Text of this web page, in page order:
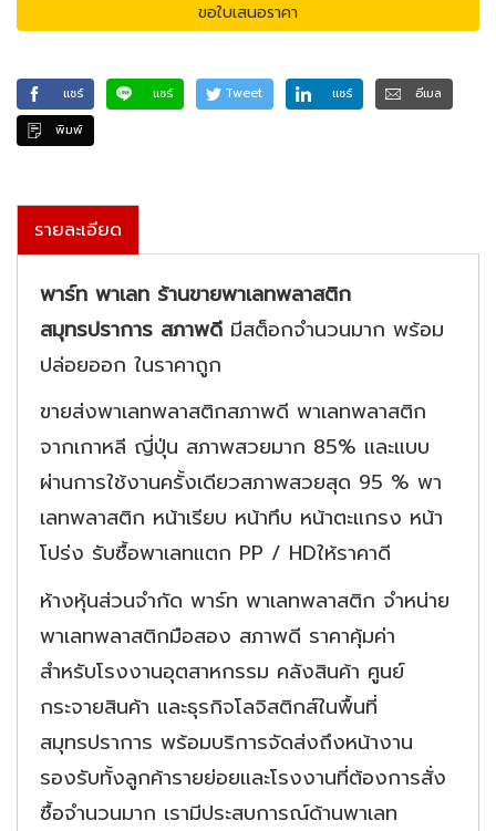
ขอใบเสนอราคา
แชร์ แชร์ Tweet แชร์
อีเมล
พิมพ์
รายละเอียด
พาร์ท พาเลท ร้านขายพาเลทพลาสติก
สมุทรปราการ สภาพดี มีสต็อกจำนวนมาก พร้อม
ปล่อยออก ในราคาถูก
ขายส่งพาเลทพลาสติกสภาพดี พาเลทพลาสติก
จากเกาหลี ญี่ปุ่น สภาพสวยมาก 85% และแบบ
ผ่านการใช้งานครั้งเดียวสภาพสวยสุด 95 % พา
เลทพลาสติก หน้าเรียบ หน้าทึบ หน้าตะแกรง หน้า
โปร่ง รับซื้อพาเลทแตก PP / HDให้ราคาดี
ห้างหุ้นส่วนจำกัด พาร์ท พาเลทพลาสติก จำหน่าย
พาเลทพลาสติกมือสอง สภาพดี ราคาคุ้มค่า
สำหรับโรงงานอุตสาหกรรม คลังสินค้า ศูนย์
กระจายสินค้า และธุรกิจโลจิสติกส์ในพื้นที่
สมุทรปราการ พร้อมบริการจัดส่งถึงหน้างาน
รองรับทั้งลูกค้ารายย่อยและโรงงานที่ต้องการสั่ง
ซื้อจำนวนมาก เรามีประสบการณ์ด้านพาเลท